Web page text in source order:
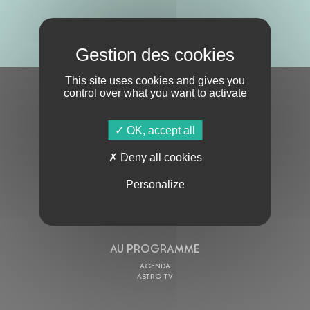
S'ABONNER À LA NEWSLETTER
AU PROGRAMME
AGENDA
ASTRO TV
This site uses cookies and gives you
control over what you want to activate
OK, accept all
Deny all cookies
Personalize